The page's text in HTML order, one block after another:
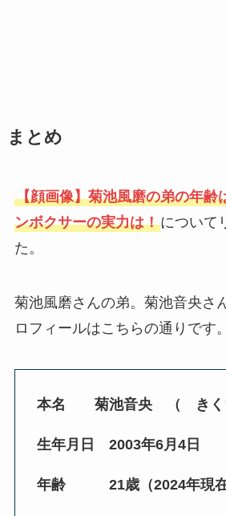
まとめ
【顔画像】菊池風磨の弟の年齢
ンボクサーの実力は！について
た。
菊池風磨さんの弟。菊池音央さ
ロフィールはこちらの通りです。
本名 菊池音央 （ きく
生年月日 2003年6月4日
年齢 21歳（2024年現在